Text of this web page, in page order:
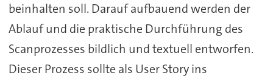
beinhalten soll. Darauf aufbauend werden der
Ablauf und die praktische Durchführung des
Scanprozesses bildlich und textuell entworfen.
Dieser Prozess sollte als User Story ins